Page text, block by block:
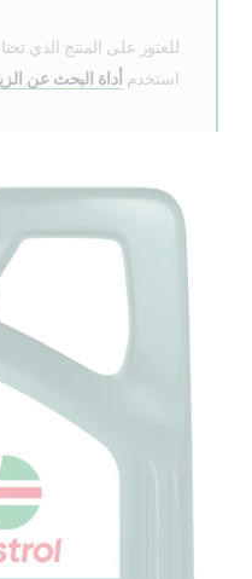
للعثور على المنتج الذي
استخدم
أداة البحث عن